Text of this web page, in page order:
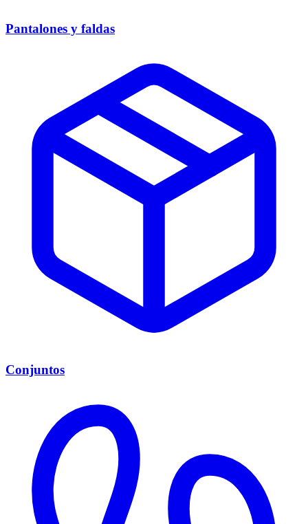
Pantalones y faldas
Conjuntos